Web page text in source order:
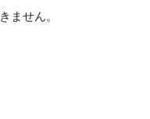
ません。